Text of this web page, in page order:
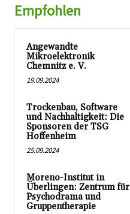
Empfohlen
Angewandte
Mikroelektronik
Chemnitz e. V.
19.09.2024
Trockenbau, Software
und Nachhaltigkeit: Die
Sponsoren der TSG
Hoffenheim
25.09.2024
Moreno-Institut in
Überlingen: Zentrum für
Psychodrama und
Gruppentherapie